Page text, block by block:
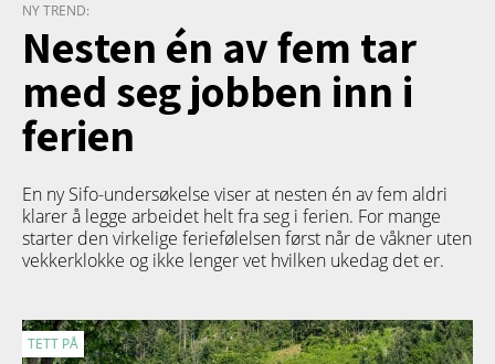
NY TREND:
Nesten én av fem tar
med seg jobben inn i
ferien
En ny Sifo-undersøkelse viser at nesten én av fem aldri
klarer å legge arbeidet helt fra seg i ferien. For mange
starter den virkelige feriefølelsen først når de våkner uten
vekkerklokke og ikke lenger vet hvilken ukedag det er.
TETT PÅ